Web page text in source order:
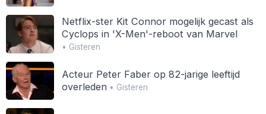
Netflix-ster Kit Connor mogelijk gecast als
Cyclops in 'X-Men'-reboot van Marvel
• Gisteren
Acteur Peter Faber op 82-jarige leeftijd
overleden• Gisteren